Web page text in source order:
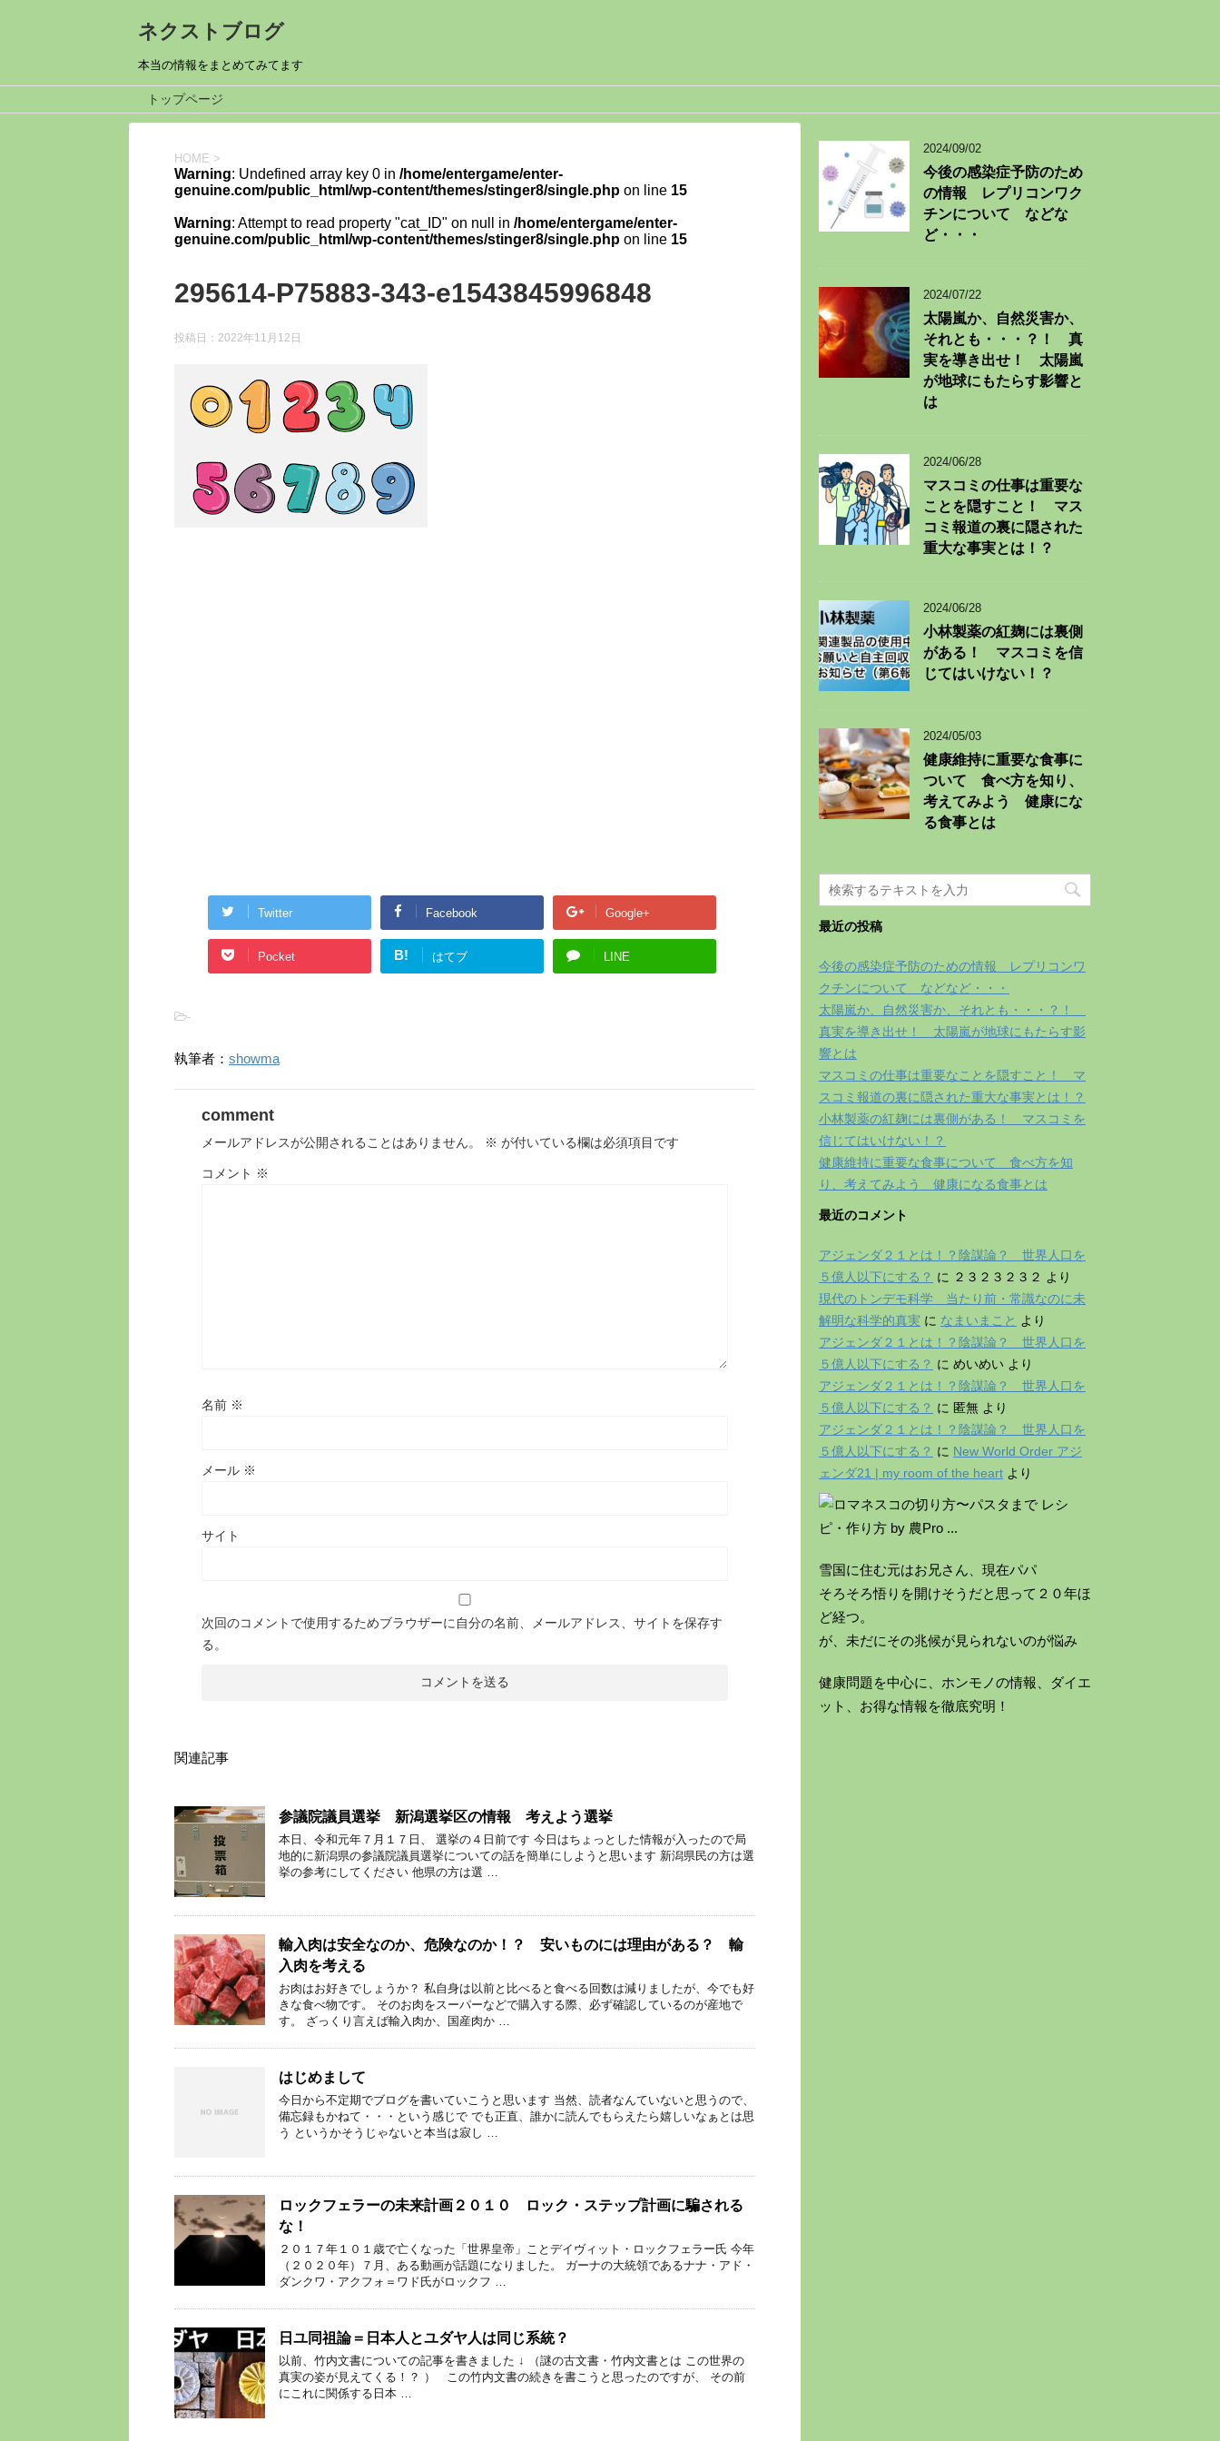
ネクストブログ
本当の情報をまとめてみてます
トップページ
HOME >
Warning: Undefined array key 0 in /home/entergame/enter-
genuine.com/public_html/wp-content/themes/stinger8/single.php on line 15
Warning: Attempt to read property "cat_ID" on null in /home/entergame/enter-
genuine.com/public_html/wp-content/themes/stinger8/single.php on line 15
295614-P75883-343-e1543845996848
投稿日： 2022年11月12日
Twitter Facebook Google+
Pocket B! はてブ LINE
-
執筆者： showma
comment
メールアドレスが公開されることはありません。 ※ が付いている欄は必須項目です
コメント ※
名前 ※
メール ※
サイト
次回のコメントで使用するためブラウザーに自分の名前、メールアドレス、サイトを保存す
る。
関連記事
参議院議員選挙 新潟選挙区の情報 考えよう選挙
本日、令和元年７月１７日、 選挙の４日前です 今日はちょっとした情報が入ったので局
地的に新潟県の参議院議員選挙についての話を簡単にしようと思います 新潟県民の方は選
挙の参考にしてください 他県の方は選 …
輸入肉は安全なのか、危険なのか！？ 安いものには理由がある？ 輸
入肉を考える
お肉はお好きでしょうか？ 私自身は以前と比べると食べる回数は減りましたが、今でも好
きな食べ物です。 そのお肉をスーパーなどで購入する際、必ず確認しているのが産地で
す。 ざっくり言えば輸入肉か、国産肉か …
はじめまして
今日から不定期でブログを書いていこうと思います 当然、読者なんていないと思うので、
備忘録もかねて・・・という感じで でも正直、誰かに読んでもらえたら嬉しいなぁとは思
う というかそうじゃないと本当は寂し …
ロックフェラーの未来計画２０１０ ロック・ステップ計画に騙される
な！
２０１７年１０１歳で亡くなった「世界皇帝」ことデイヴィット・ロックフェラー氏 今年
（２０２０年）７月、ある動画が話題になりました。 ガーナの大統領であるナナ・アド・
ダンクワ・アクフォ＝ワド氏がロックフ …
日ユ同祖論＝日本人とユダヤ人は同じ系統？
以前、竹内文書についての記事を書きました ↓ （謎の古文書・竹内文書とは この世界の
真実の姿が見えてくる！？ ） この竹内文書の続きを書こうと思ったのですが、 その前
にこれに関係する日本 …
2024/09/02
今後の感染症予防のため
の情報 レプリコンワク
チンについて などな
ど・・・
2024/07/22
太陽嵐か、自然災害か、
それとも・・・？！ 真
実を導き出せ！ 太陽嵐
が地球にもたらす影響と
は
2024/06/28
マスコミの仕事は重要な
ことを隠すこと！ マス
コミ報道の裏に隠された
重大な事実とは！？
2024/06/28
小林製薬の紅麹には裏側
がある！ マスコミを信
じてはいけない！？
2024/05/03
健康維持に重要な食事に
ついて 食べ方を知り、
考えてみよう 健康にな
る食事とは
最近の投稿
今後の感染症予防のための情報 レプリコンワ
クチンについて などなど・・・
太陽嵐か、自然災害か、それとも・・・？！
真実を導き出せ！ 太陽嵐が地球にもたらす影
響とは
マスコミの仕事は重要なことを隠すこと！ マ
スコミ報道の裏に隠された重大な事実とは！？
小林製薬の紅麹には裏側がある！ マスコミを
信じてはいけない！？
健康維持に重要な食事について 食べ方を知
り、考えてみよう 健康になる食事とは
最近のコメント
アジェンダ２１とは！？陰謀論？ 世界人口を
５億人以下にする？ に ２３２３２３２ より
現代のトンデモ科学 当たり前・常識なのに未
解明な科学的真実 に なまいまこと より
アジェンダ２１とは！？陰謀論？ 世界人口を
５億人以下にする？ に めいめい より
アジェンダ２１とは！？陰謀論？ 世界人口を
５億人以下にする？ に 匿無 より
アジェンダ２１とは！？陰謀論？ 世界人口を
５億人以下にする？ に New World Order アジ
ェンダ21 | my room of the heart より
雪国に住む元はお兄さん、現在パパ
そろそろ悟りを開けそうだと思って２０年ほ
ど経つ。
が、未だにその兆候が見られないのが悩み
健康問題を中心に、ホンモノの情報、ダイエ
ット、お得な情報を徹底究明！